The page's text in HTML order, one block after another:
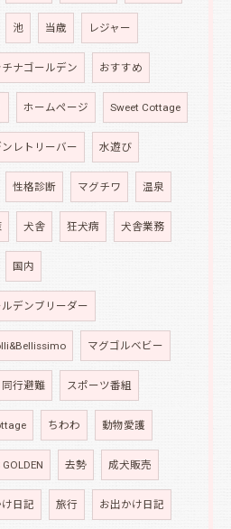
池 当歳 レジャー
ナゴールデン おすすめ
ホームページ Sweet Cottage
レトリーバー 水遊び
性格診断 マグチワ 温泉
犬舎 狂犬病 犬舎業務
国内
デンブリーダー
マグゴルベビー
同行避難 スポーツ番組
ちわわ 動物愛護
GOLDEN 去勢 成犬販売
日記 旅行 お出かけ日記